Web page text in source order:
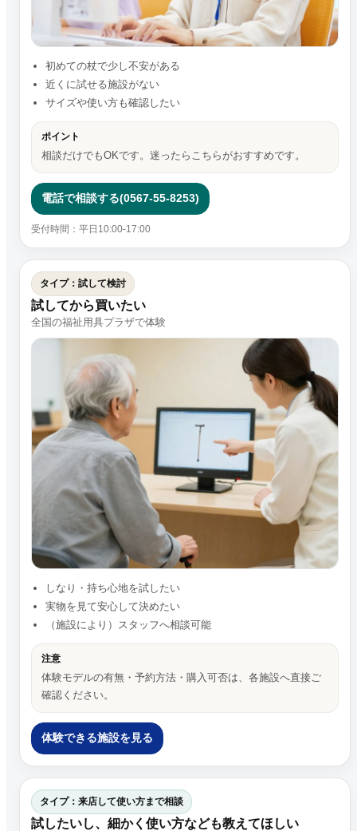
初めての杖で少し不安がある
近くに試せる施設がない
サイズや使い方も確認したい
ポイント
相談だけでもOKです。迷ったらこちらがおすすめです。
電話で相談する(0567-55-8253)
受付時間：平日10:00-17:00
タイプ：試して検討
試してから買いたい
全国の福祉用具プラザで体験
しなり・持ち心地を試したい
実物を見て安心して決めたい
（施設により）スタッフへ相談可能
注意
体験モデルの有無・予約方法・購入可否は、各施設へ直接ご
確認ください。
体験できる施設を見る
タイプ：来店して使い方まで相談
試したいし、細かく使い方なども教えてほしい